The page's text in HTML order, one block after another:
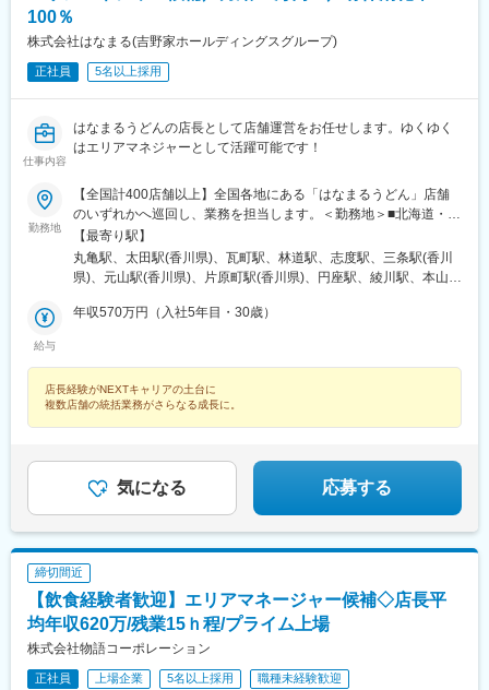
尾張星の宮駅、新座駅、恩田駅、球場前駅(岡山県)、上板橋駅、石
岡駅、須賀川駅、江戸川台駅、愛宕駅(千葉県)、豊四季駅、三郷中
央駅、古高松駅、蕨駅、塚田駅、八尾駅、横堤駅、本庄駅、海老
駅、安城駅、高塚駅、京成幕張駅、一ツ木駅、西岐阜駅、東千葉
駅、花小金井駅、南久留米駅、荒井駅(宮城県)、安芸長束駅、春日
駅、足利駅、栂・美木多駅、笹貫駅、本郷台駅、小松駅、宮崎
駅、大門駅(愛知県)、小手指駅、赤塚駅、平田町駅、春日川駅、田
中口駅、三ツ境駅、東海学園前駅、西若松駅、五井駅、阿漕駅、
高横須賀駅、大元駅、静岡駅、霞ケ浦駅、矢部駅、牛久保駅、八
幡駅(静岡県)、柏の葉キャンパス駅、泉中央駅、卸町駅(宮城県)、
愛甲石田駅、つくば駅、古庄駅、三河安城駅、谷塚駅、足利市
駅、富沢駅、朝倉駅(愛知県)、大磯駅、佐伯区役所前駅、湘南深沢
生駅、網干駅、衣笠駅、ひろせ野鳥の森駅、富士宮駅、野里駅、
橋本駅(福岡県)、金蔵寺駅、大師前駅、幸手駅、福工大前駅、幸
駅、博多南駅、尾張一宮駅、深谷駅、新瀬戸駅、日永駅、香川
駅、志布志駅、田尾寺駅、調布駅、雀宮駅、下永谷駅、井の頭公
宮駅、比良駅(愛知県)、初富駅、螢田駅、朝霞台駅、赤坂駅(東京
都)、六浦駅、千葉寺駅、中百舌鳥駅、港南中央駅、笠寺駅、竹ノ
塚駅、岩国駅、京急川崎駅、堅田駅、長浜駅、浅草駅(ＴＸ)、原木
八景島駅、八景水谷駅、和泉多摩川駅、ときわ台駅(東京都)、屋島
駅、鶴見緑地駅、海老名駅(相鉄・小田急)、乃木坂駅、青葉通一番
町駅、駅前大通駅、水天宮前駅、川越駅、宇宿駅、和歌山駅、太
子堂駅、二軒茶屋駅(鹿児島県)、西新井大師西駅、布田駅、新鎌ケ
谷駅、溜池山王駅、川崎駅、田原町駅(東京都)、下総中山駅、石津
屋島駅、勾当台公園駅、豊橋駅、茅場町駅、川越市駅、脇田駅、
100％
株式会社はなまる(吉野家ホールディングスグループ)
正社員 5名以上採用
仕事内容
はなまるうどんの店長として店舗運営をお任せします。ゆくゆく
はエリアマネジャーとして活躍可能です！
勤務地
【全国計400店舗以上】全国各地にある「はなまるうどん」店舗
のいずれかへ巡回し、業務を担当します。＜勤務地＞■北海道・東
北：北海道・青森・岩手・宮城・秋田・山形・福島■関東：茨城・
栃木・群馬・埼玉・千葉・東京・神奈川・山梨■東海：岐阜・静
岡・愛知・三重■北信越：新潟・富山・石川・福井・長野■関西：
根・岡山・広島・山口・徳島・香川・愛媛・高知■九州・沖縄：福
キャリアアップに合わせて、全国転勤の可能性があります。転勤
時には引越し費用を会社が全額負担。また社宅制度なども用意し
ており、あなたの新生活をしっかりサポート！安心して新しい土
地で活躍いただけます。詳細は【福利厚生】欄へ。※U・Iターン歓
【最寄り駅】
丸亀駅、太田駅(香川県)、瓦町駅、林道駅、志度駅、三条駅(香川
県)、元山駅(香川県)、片原町駅(香川県)、円座駅、綾川駅、本山駅
場駅、阿佐ケ谷駅、中野駅(東京都)、京橋駅(東京都)、陽東３丁目
京都)、箱根ケ崎駅、雀宮駅、小田栄駅、比良駅(愛知県)、安城
駅、舞阪駅、愛知大学前駅、茶屋ケ坂駅、野並駅、稲荷口駅、遠
上島駅、釜戸駅、春日井駅(中央本線)、美濃青柳駅、鶴舞駅、ナゴ
ヤドーム前矢田駅、櫛田駅、西尾駅、りんくう常滑駅、南日永
駅、中津川駅、芦原駅、高茶屋駅、三島広小路駅、山陽姫路駅、
西飾磨駅、広畑駅、南森町駅、江坂駅、伏見駅(京都府)、和泉中央
駅、和歌山港駅、高槻市駅、沢良宜駅、長田駅(大阪府)、鶴見緑地
駅、別府駅(兵庫県)、北巽駅、矢田駅(大阪府)、住道駅、庄内駅(大
阪府)、寝屋川市駅、烏丸駅、千里丘駅、阿倍野駅(地下鉄)、星田
駅、若江岩田駅、心斎橋駅、西大路駅、長尾駅(大阪府)、北条町
駅、なんば駅(南海線)、南彦根駅、鳴尾・武庫川女子大前駅、瀬田
駅(滋賀県)、本町駅、りんくうタウン駅、新大宮駅、夢前川駅、旧
居留地・大丸前駅、高速神戸駅、新長田駅、大久保駅(兵庫県)、山
給与
年収570万円（入社5年目・30歳）
店長経験がNEXTキャリアの土台に
複数店舗の統括業務がさらなる成長に。
気になる 応募する
締切間近
【飲食経験者歓迎】エリアマネージャー候補◇店長平
均年収620万/残業15ｈ程/プライム上場
株式会社物語コーポレーション
正社員 上場企業 5名以上採用
職種未経験歓迎